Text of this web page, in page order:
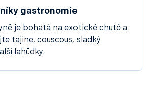
gastronomie
je bohatá na exotické chutě a
tajine, couscous, sladký
lahůdky.